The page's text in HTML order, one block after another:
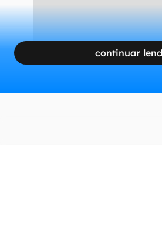
continuar